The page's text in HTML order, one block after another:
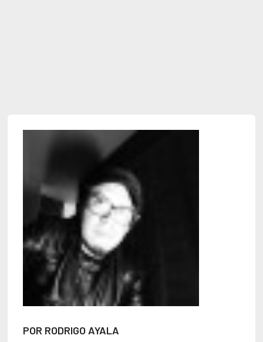
POR RODRIGO AYALA